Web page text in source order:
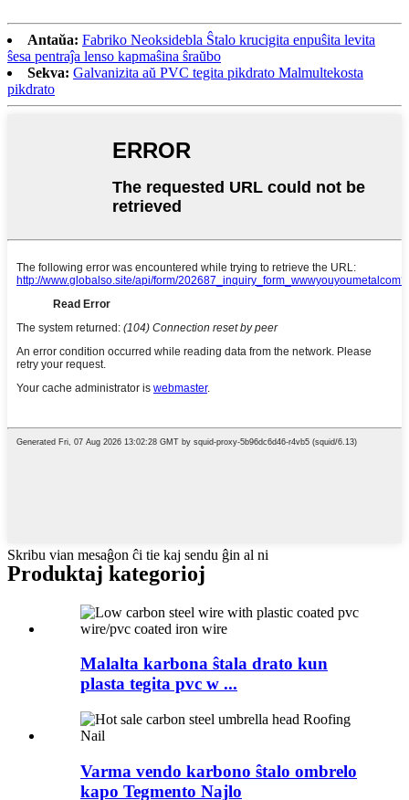
Antaŭa: Fabriko Neoksidebla Ŝtalo krucigita enpuŝita levita
ŝesa pentraĵa lenso kapmaŝina ŝraŭbo
Sekva: Galvanizita aŭ PVC tegita pikdrato Malmultekosta
pikdrato
Skribu vian mesaĝon ĉi tie kaj sendu ĝin al ni
Produktaj kategorioj
Malalta karbona ŝtala drato kun
plasta tegita pvc w ...
Varma vendo karbono ŝtalo ombrelo
kapo Tegmento Najlo